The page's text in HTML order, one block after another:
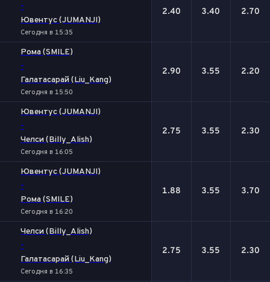
-
Ювентус (JUMANJI)
Сегодня в 15:35
2.40 3.40 2.70
Рома (SMILE)
-
Галатасарай (Liu_Kang)
Сегодня в 15:50
2.90 3.55 2.20
Ювентус (JUMANJI)
-
Челси (Billy_Alish)
Сегодня в 16:05
2.75 3.55 2.30
Ювентус (JUMANJI)
-
Рома (SMILE)
Сегодня в 16:20
1.88 3.55 3.70
Челси (Billy_Alish)
-
Галатасарай (Liu_Kang)
Сегодня в 16:35
2.75 3.55 2.30